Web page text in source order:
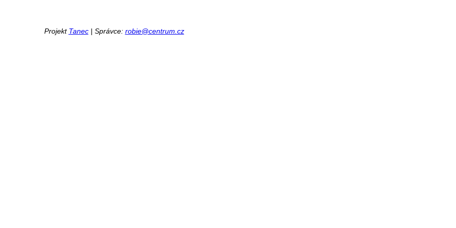
Projekt Tanec| Správce: robie@centrum.cz